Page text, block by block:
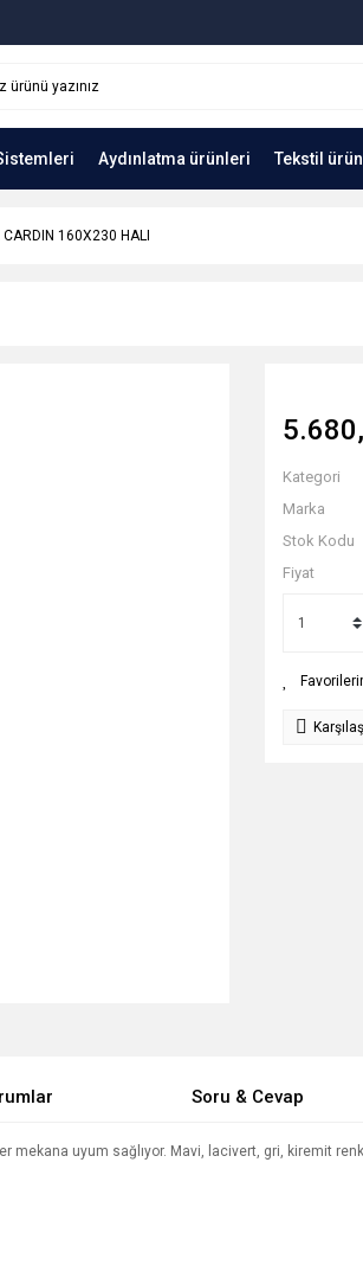
Aydınlatma ürünleri Tekstil
CARDIN 160X230 HALI
Kategori
Marka
Stok Kodu
Fiyat
Soru & Cevap
uyum sağlıyor. Mavi, lacivert, gri, kiremit